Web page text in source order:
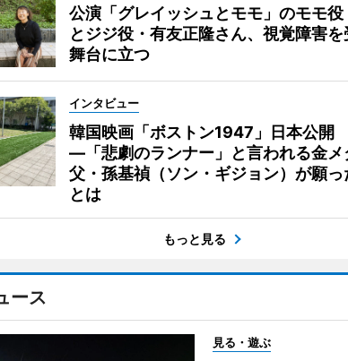
公演「グレイッシュとモモ」のモモ
とジジ役・有友正隆さん、視覚障害
舞台に立つ
インタビュー
韓国映画「ボストン1947」日本公開
―「悲劇のランナー」と言われる金メ
父・孫基禎（ソン・ギジョン）が願っ
とは
もっと見る
ース
見る・遊ぶ